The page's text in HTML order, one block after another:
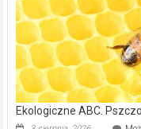
Ekologiczne ABC.